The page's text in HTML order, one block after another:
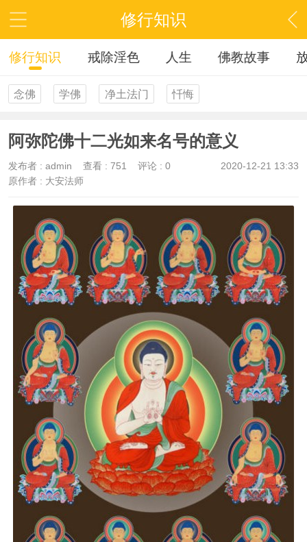
修行知识
修行知识 戒除淫色 人生 佛教故事
念佛 学佛 净土法门 忏悔
阿弥陀佛十二光如来名号的意义
2020-12-21 13:33
发布者 : admin 查看 : 751
评论 : 0
原作者 : 大安法师